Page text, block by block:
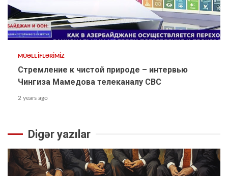
MÜƏLLİFLƏRİMİZ
Стремление к чистой природе – интервью
Чингиза Мамедова телеканалу СВС
2 years ago
Digər yazılar